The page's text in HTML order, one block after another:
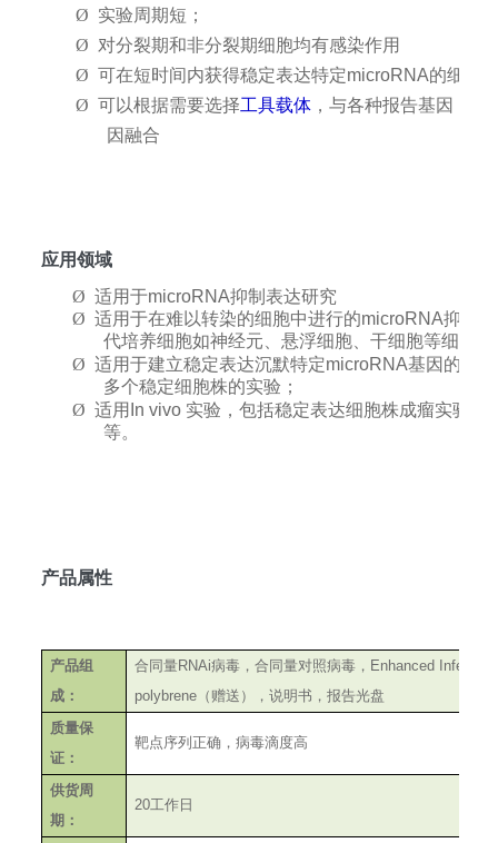
Ø 实验周期短；
Ø 对分裂期和非分裂期细胞均有感染作用
Ø 可在短时间内获得稳定表达特定microRNA的细胞
Ø 可以根据需要选择工具载体 ，与各种报告基因，
因融合
应用领域
Ø 适用于microRNA抑制表达研究
Ø 适用于在难以转染的细胞中进行的microRNA抑制
代培养细胞如神经元、悬浮细胞、干细胞等细胞
Ø 适用于建立稳定表达沉默特定microRNA基因的细
多个稳定细胞株的实验；
Ø 适用 In vivo 实验，包括稳定表达细胞株成瘤实验、
等。
产品属性
产品组
成：
合同量RNAi病毒，合同量对照病毒， Enhanced
polybrene （赠送），说明书，报告光盘
质量保
证：
靶点序列正确，病毒滴度高
供货周
期：
20工作日